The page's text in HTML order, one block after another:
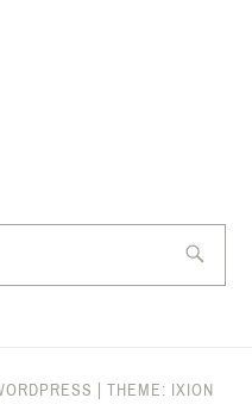
| THEME: IXION